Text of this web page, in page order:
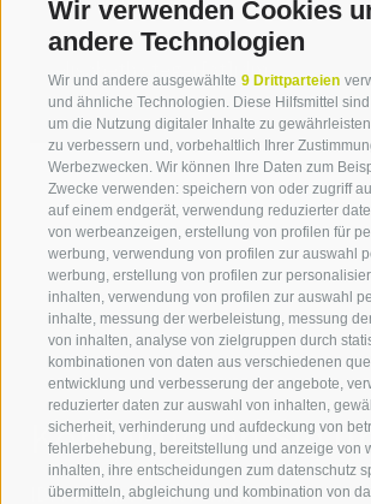
Wir verwenden Cookies
andere Technologien
Wir und andere ausgewählte 9 Drittparteien
und ähnliche Technologien. Diese Hilfsmittel
um die Nutzung digitaler Inhalte zu
zu verbessern und, vorbehaltlich Ihrer
Werbezwecken. Wir können Ihre Daten zum
Zwecke verwenden: speichern von oder zugriff
auf einem endgerät, verwendung reduzierter
von werbeanzeigen, erstellung von profilen für
werbung, verwendung von profilen zur auswahl
werbung, erstellung von profilen zur
inhalten, verwendung von profilen zur auswahl
inhalte, messung der werbeleistung, messung
von inhalten, analyse von zielgruppen durch
kombinationen von daten aus verschiedenen
entwicklung und verbesserung der angebote,
reduzierter daten zur auswahl von inhalten,
sicherheit, verhinderung und aufdeckung von
fehlerbehebung, bereitstellung und anzeige von
inhalten, ihre entscheidungen zum datenschutz
übermitteln, abgleichung und kombination von
T +39 0471 094 234
elisabeth.steger[at]idm-
suedtirol.com
Kontaktieren Sie
IDM Südtirol - Alto Adige